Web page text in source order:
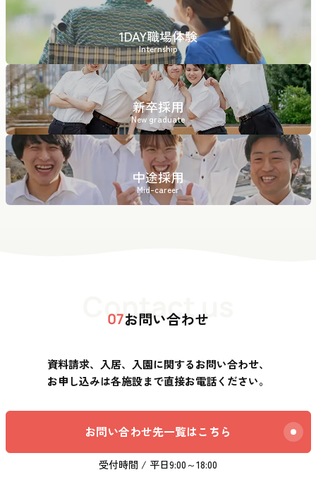
1DAY職場体験
Internship
新卒採用
New graduate
中途採用
Mid-career
Contact us
07お問い合わせ
資料請求、入居、入園に関するお問い合わせ、
お申し込みは各施設まで直接お電話ください。
お問い合わせ先一覧はこちら
受付時間 / 平日9:00～18:00